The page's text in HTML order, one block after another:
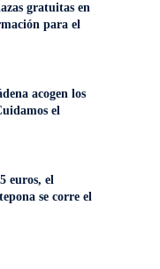
gratuitas en
para el
acogen los
el
euros, el
se corre el